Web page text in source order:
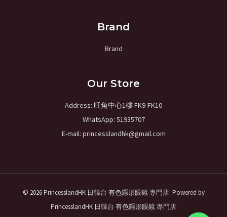
Brand
Brand
Our Store
Address: 旺角中心1樓 FK9-FK10
WhatsApp: 51935707
E-mail: princesslandhk@gmail.com
© 2026 PrincesslandHK ​日韓台 有色隱形眼鏡 專門店. Powered by
PrincesslandHK ​日韓台 有色隱形眼鏡 專門店